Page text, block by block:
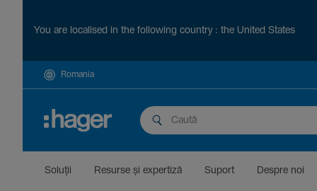
You are localised in the following country : the United States
Romania
Soluții Resurse și exper­tiză Suport Despre noi